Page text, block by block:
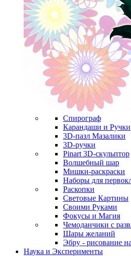
Спирограф
Карандаши и Ручки
3D-пазл Мазалики
3D-ручки
Pinart 3D-скульптор
Волшебный шар
Мишки-раскраски
Наборы для
Раскопки
Световые Картины
Своими Руками
Фокусы и Магия
Чемоданчики с
Шары желаний
Эбру - рисование
Наука и Эксперименты